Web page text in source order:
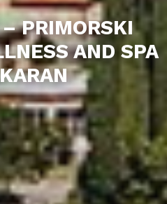
PRIMORSKI
AND SPA